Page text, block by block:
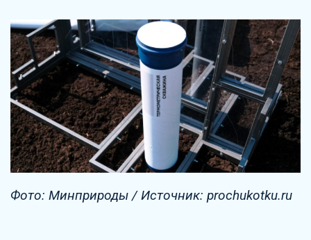
Фото: Минприроды / Источник: prochukotku.ru